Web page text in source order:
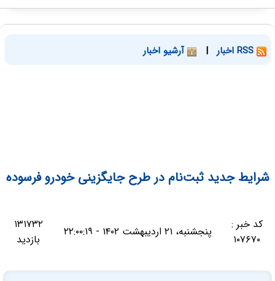
| آرشیو اخبار
شرایط جدید ثبت‌نام در طرح جایگزینی خودرو فرسوده
کد خبر :
۱۰۷۶۷۰
پنجشنبه، ۲۱ اردیبهشت ۱۴۰۲ - ۲۲:۰۰:۱۹
۱۳۱۷۳۲
بازدید